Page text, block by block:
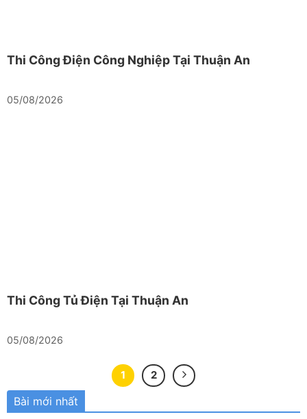
Thi Công Điện Công Nghiệp Tại Thuận An
05/08/2026
Thi Công Tủ Điện Tại Thuận An
05/08/2026
1 2
Bài mới nhất